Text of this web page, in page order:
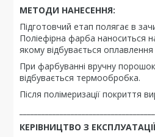
МЕТОДИ НАНЕСЕННЯ:
Підготовчий етап полягає в
Поліефірна фарба наноситься
якому відбувається
При фарбуванні вручну
відбувається термообробка.
Після полімеризації покриття
КЕРІВНИЦТВО З